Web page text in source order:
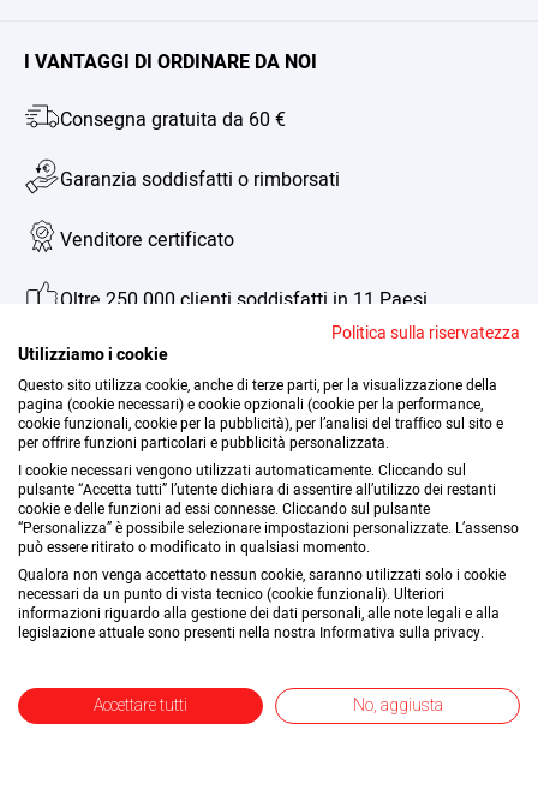
CARRELLO
FAQ
Revocher il contratto
I VANTAGGI DI ORDINARE DA NOI
Consegna gratuita da 60 €
Garanzia soddisfatti o rimborsati
Venditore certificato
Oltre 250.000 clienti soddisfatti in 11 Paesi
Assistenza personalizzata
Accessibilità
Impronta Informativa sulla privacy Diritto di recesso
Condizioni generali di vendita
Dichiarazione di accessibilità Impostazioni dei cookie
spedizione
Politica sulla riservatezza
Utilizziamo i cookie
Questo sito utilizza cookie, anche di terze parti, per la visualizzazione della
pagina (cookie necessari) e cookie opzionali (cookie per la performance,
cookie funzionali, cookie per la pubblicità), per l’analisi del traffico sul sito e
per offrire funzioni particolari e pubblicità personalizzata.
I cookie necessari vengono utilizzati automaticamente. Cliccando sul
pulsante “Accetta tutti” l’utente dichiara di assentire all’utilizzo dei restanti
cookie e delle funzioni ad essi connesse. Cliccando sul pulsante
“Personalizza” è possibile selezionare impostazioni personalizzate. L’assenso
può essere ritirato o modificato in qualsiasi momento.
Qualora non venga accettato nessun cookie, saranno utilizzati solo i cookie
necessari da un punto di vista tecnico (cookie funzionali). Ulteriori
informazioni riguardo alla gestione dei dati personali, alle note legali e alla
legislazione attuale sono presenti nella nostra Informativa sulla privacy.
Accettare tutti No, aggiusta